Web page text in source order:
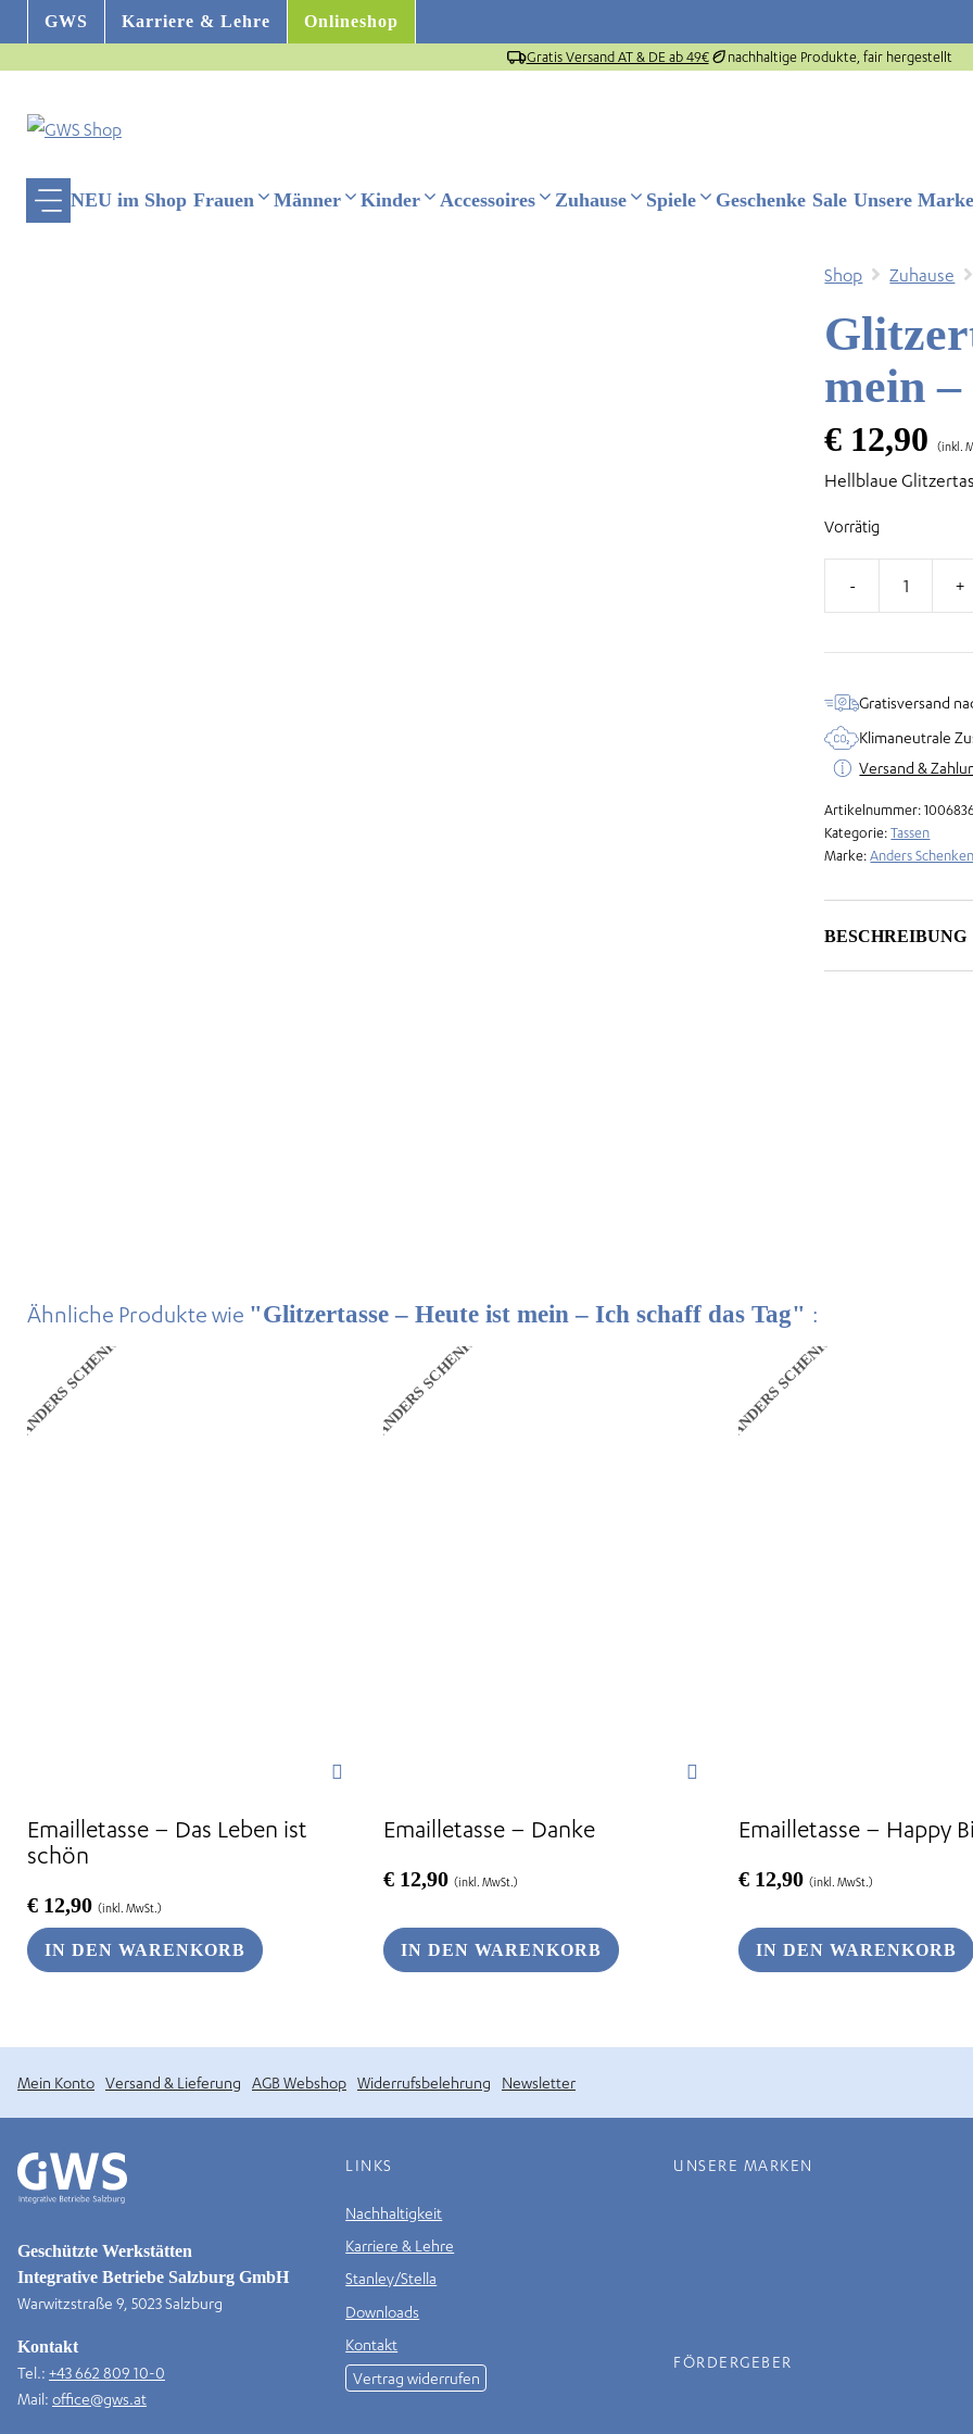
Inhalt
springen
GWS Karriere & Lehre Onlineshop
Gratis Versand AT & DE ab 49€ nachhaltige Produkte, fair hergestellt
NEU im Shop Frauen Männer Kinder Accessoires Zuhause Spiele Geschenke Sale Unsere
Shop Zuhause
mein
€ 12,90 (inkl.
Hellblaue
Vorrätig
Glitzertasse
Heute
mein
-
Ich
schaff
das
Tag
Gratisversand
Klimaneutrale
Versand &
Artikelnummer:
Kategorie:Tassen
Marke:Anders Schenken
BESCHREIBUNG
Ähnliche Produkte wie "Glitzertasse – Heute ist mein – Ich schaff das Tag" :
ANDERS SCHENKEN
Emailletasse – Das Leben ist
schön
€ 12,90 (inkl. MwSt.)
IN DEN WARENKORB
ANDERS SCHENKEN
Emailletasse – Danke
€12,90 (inkl. MwSt.)
IN DEN WARENKORB
ANDERS SCHENKEN
Emailletasse – Happy
€ 12,90 (inkl. MwSt.)
IN DEN WARENKORB
Mein Konto Versand & Lieferung AGB Webshop Widerrufsbelehrung Newsletter
Geschützte Werkstätten
Integrative Betriebe Salzburg GmbH
Warwitzstraße 9, 5023 Salzburg
Kontakt
Tel.: +43 662 809 10-0
Mail: office@gws.at
LINKS
Nachhaltigkeit
Karriere & Lehre
Stanley/Stella
Downloads
Kontakt
Vertrag widerrufen
UNSERE MARKEN
FÖRDERGEBER